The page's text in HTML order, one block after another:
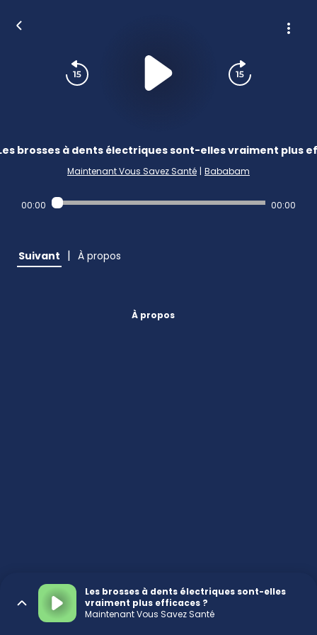
brosses à dents électriques sont-elles vraiment plus
Maintenant Vous Savez Santé | Bababam
00:00 00:00
Suivant | À propos
À propos
Les brosses à dents électriques sont-elles
vraiment plus efficaces ?
Maintenant Vous Savez Santé